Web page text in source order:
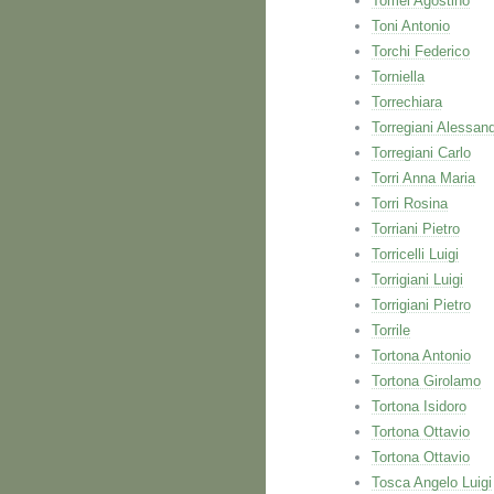
Toni Antonio
Torchi Federico
Torniella
Torrechiara
Torregiani
Torregiani Carlo
Torri Anna Maria
Torri Rosina
Torriani Pietro
Torricelli Luigi
Torrigiani Luigi
Torrigiani Pietro
Torrile
Tortona Antonio
Tortona Girolamo
Tortona Isidoro
Tortona Ottavio
Tortona Ottavio
Tosca Angelo Luigi